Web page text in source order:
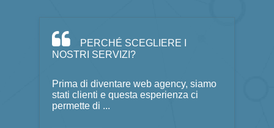
PERCHÉ SCEGLIERE I
NOSTRI SERVIZI?
Prima di diventare web agency, siamo
stati clienti e questa esperienza ci
permette di ...